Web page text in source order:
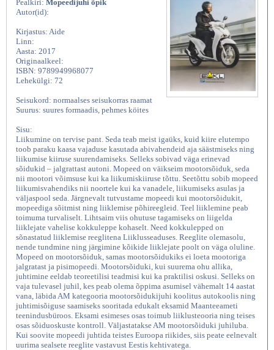
Pealkiri: Mopeedijuhi õpik
Autor(id):
Kirjastus: Aide
Linn:
Aasta: 2017
Originaalkeel:
ISBN: 9789949968077
Lehekülgi: 72
Seisukord: normaalses seisukorras raamat
Suurus: suures formaadis, pehmes köites
Sisu:
Liikumine on tervise pant. Seda teab meist igaüks, kuid kiire elutempo
toob paraku kaasa vajaduse kasutada abivahendeid aja säästmiseks ning
liikumise kiiruse suurendamiseks. Selleks sobivad väga erinevad
sõidukid – jalgrattast autoni. Mopeed on väikseim mootorsõiduk, seda
nii mootori võimsuse kui ka liikumiskiiruse tõttu. Seetõttu sobib mopeed
liikumisvahendiks nii noortele kui ka vanadele, liikumiseks asulas ja
väljaspool seda. Järgnevalt tutvustame mopeedi kui mootorsõidukit,
mopeediga sõitmist ning liiklemise põhireegleid. Teel liiklemine peab
toimuma turvaliselt. Lihtsaim viis ohutuse tagamiseks on liigelda
liiklejate vahelise kokkuleppe kohaselt. Need kokkulepped on
sõnastatud liiklemise reeglitena Liiklusseaduses. Reeglite olemasolu,
nende tundmine ning järgimine kõikide liiklejate poolt on väga oluline.
Mopeed on mootorsõiduk, samas mootorsõidukiks ei loeta mootoriga
jalgratast ja pisimopeedi. Mootorsõiduki, kui suurema ohu allika,
juhtimine eeldab teoreetilisi teadmisi kui ka praktilisi oskusi. Selleks on
vaja tulevasel juhil, kes peab olema õppima asumisel vähemalt 14 aastat
vana, läbida AM kategooria mootorsõidukijuhi koolitus autokoolis ning
juhtimisõiguse saamiseks sooritada edukalt eksamid Maanteeameti
teenindusbüroos. Eksami esimeses osas toimub liiklusteooria ning teises
osas sõiduoskuste kontroll. Väljastatakse AM mootorsõiduki juhiluba.
Kui soovite mopeedi juhtida teistes Euroopa riikides, siis peate eelnevalt
uurima sealsete reeglite vastavust Eestis kehtivatega.